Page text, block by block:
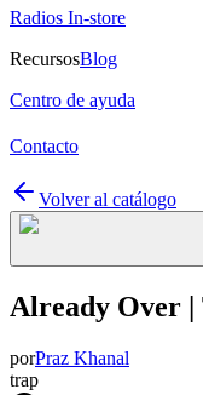
Radios In-store
RecursosBlog
Centro de ayuda
Contacto
Volver al catálogo
Already Over |
porPraz Khanal
trap